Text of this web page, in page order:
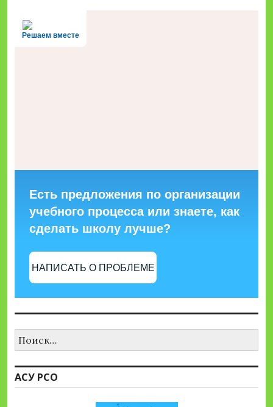
Решаем вместе
Есть предложения по организации
учебного процесса или знаете, как
сделать школу лучше?
НАПИСАТЬ О ПРОБЛЕМЕ
АСУ РСО